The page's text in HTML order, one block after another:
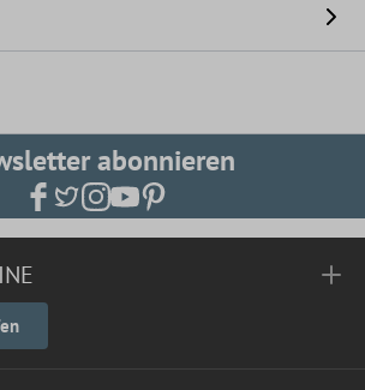
abonnieren